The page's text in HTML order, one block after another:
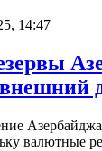
14:47
валютные